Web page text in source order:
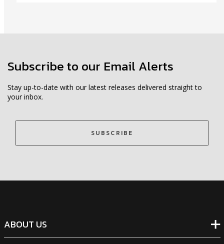
Subscribe to our Email Alerts
Stay up-to-date with our latest releases delivered straight to
your inbox.
SUBSCRIBE
ABOUT US